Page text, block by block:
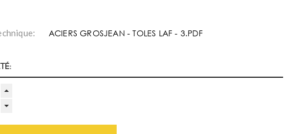
ACIERS GROSJEAN - TOLES LAF - 3.PDF